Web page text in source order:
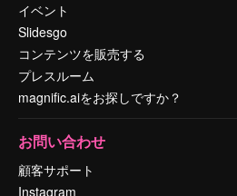
イベント
Slidesgo
コンテンツを販売する
プレスルーム
magnific.aiをお探しですか？
お問い合わせ
顧客サポート
Instagram